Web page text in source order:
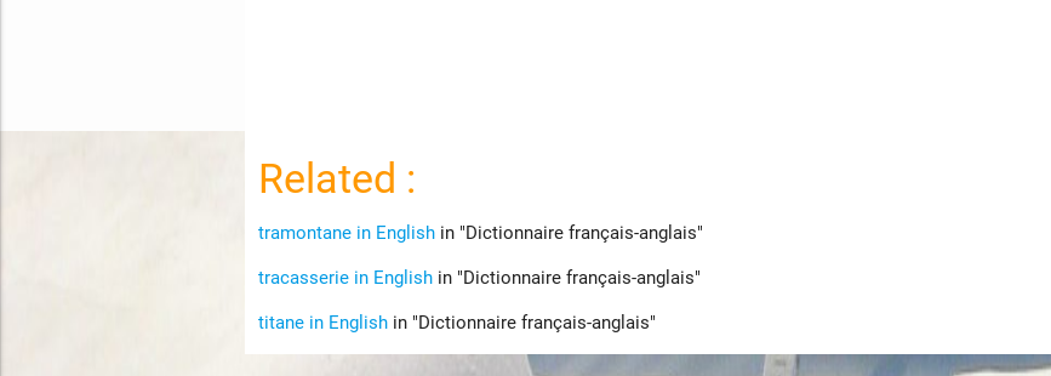
Related :
tramontane in English in "Dictionnaire français-anglais"
tracasserie in English in "Dictionnaire français-anglais"
titane in English in "Dictionnaire français-anglais"